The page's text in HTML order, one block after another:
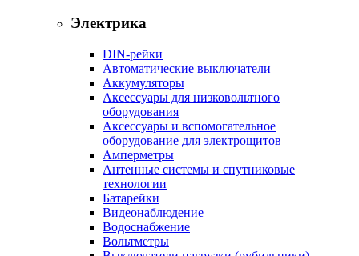
Электрика
DIN-рейки
Автоматические выключатели
Аккумуляторы
Аксессуары для низковольтного
оборудования
Аксессуары и вспомогательное
оборудование для электрощитов
Амперметры
Антенные системы и спутниковые
технологии
Батарейки
Видеонаблюдение
Водоснабжение
Вольтметры